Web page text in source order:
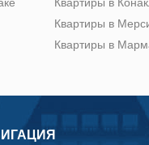
Квартиры в
Квартиры в